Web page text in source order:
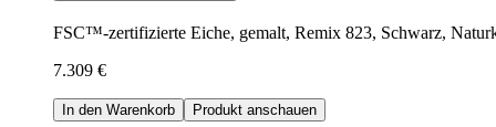
FSC™-zertifizierte Eiche, gemalt, Remix 823, Schwarz,
7.309 €
In den Warenkorb Produkt anschauen